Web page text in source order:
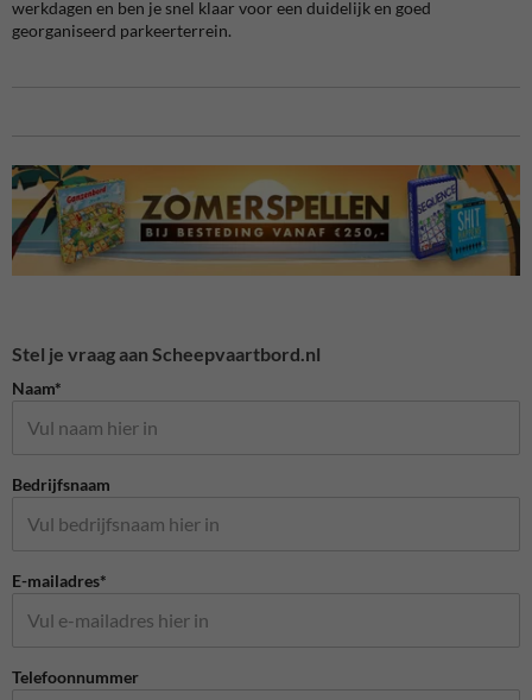
werkdagen en ben je snel klaar voor een duidelijk en goed
georganiseerd parkeerterrein.
Stel je vraag aan Scheepvaartbord.nl
Naam*
Bedrijfsnaam
E-mailadres*
Telefoonnummer